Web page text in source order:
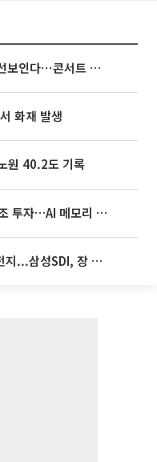
빅뱅, 20주년 기념 '새 뱅봉' 선보인다⋯콘서트 앞두고 팝업 개최
화재 발생
원 40.2도 기록
SK하이닉스, 용인·청주에 54조 투자…AI 메모리 생산기지 키운다
[특징주] 반도체 온기 탄 2차전지...삼성SDI, 장 초반 7% 넘게 껑충